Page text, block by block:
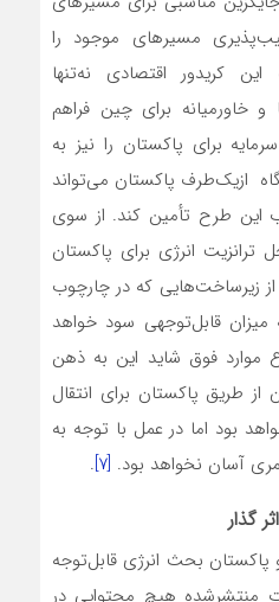
مسیرهای موجود را
این کریدور اقتصادی نه‌تنها
و خاورمیانه برای چین فراهم
برای پاکستان را نیز به
ازیک‌طرف پاکستان می‌تواند
این طرح تأمین کند. از سوی
انرژی برای پاکستان
زیرساخت‌هایی که در چارچوب
قابل‌توجهی سود خواهد
موارد فوق شاید این به ذهن
از طریق پاکستان برای انتقال
بود اما در عمل با توجه به
آسان نخواهد بود. [7]
.
گذار
پاکستان بحث انرژی قابل‌توجه